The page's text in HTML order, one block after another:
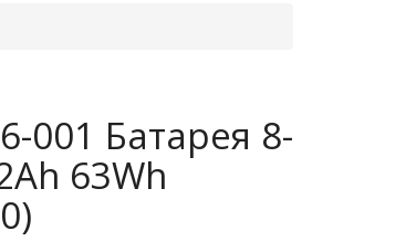
001 Батарея 8-
63Wh